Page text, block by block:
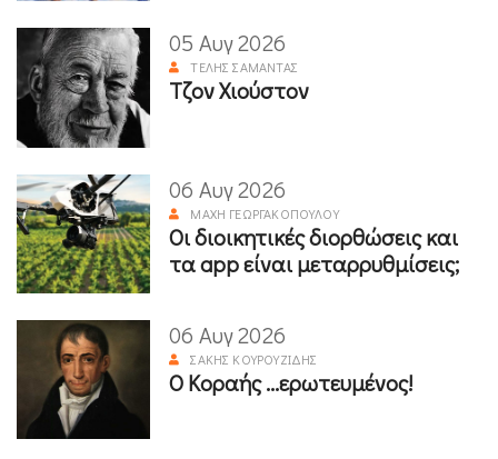
05 Αυγ 2026
ΤΈΛΗΣ ΣΑΜΑΝΤΆΣ
Τζον Χιούστον
06 Αυγ 2026
ΜΆΧΗ ΓΕΩΡΓΑΚΟΠΟΎΛΟΥ
Οι διοικητικές διορθώσεις και
τα app είναι μεταρρυθμίσεις;
06 Αυγ 2026
ΣΆΚΗΣ ΚΟΥΡΟΥΖΊΔΗΣ
Ο Κοραής ...ερωτευμένος!